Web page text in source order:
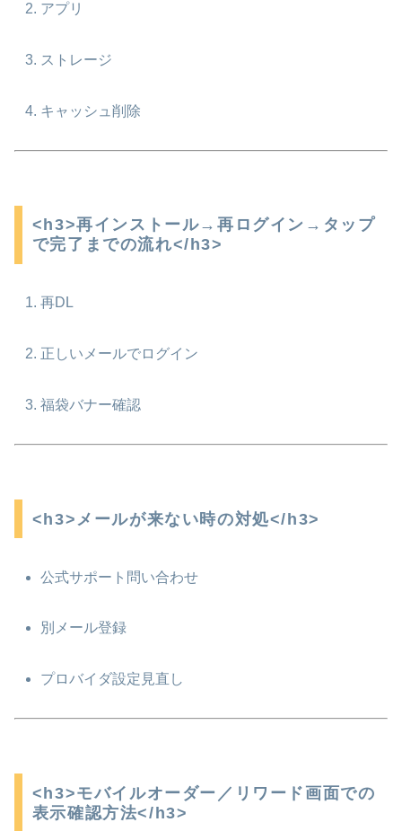
アプリ
ストレージ
キャッシュ削除
<h3>再インストール→再ログイン→タップ
で完了までの流れ</h3>
再DL
正しいメールでログイン
福袋バナー確認
<h3>メールが来ない時の対処</h3>
公式サポート問い合わせ
別メール登録
プロバイダ設定見直し
<h3>モバイルオーダー／リワード画面での
表示確認方法</h3>